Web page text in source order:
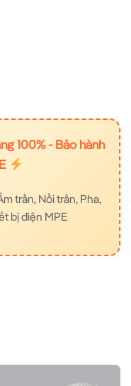
100% - Bảo hành
trần, Nổi trần, Pha,
bị điện MPE